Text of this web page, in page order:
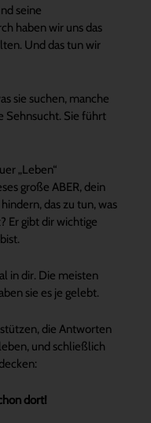
seine
haben wir uns das
Und das tun wir
sie suchen, manche
Sehnsucht. Sie führt
„Leben“
große ABER, dein
das zu tun, was
Er gibt dir wichtige
in dir. Die meisten
sie es je gelebt.
die Antworten
und schließlich
dort!